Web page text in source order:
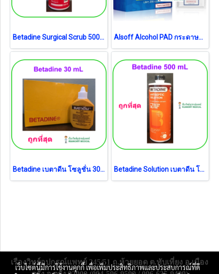
Betadine Surgical Scrub 500 ml Alsoff Alcohol PAD กระดาษชุบเอทิลแอลกอฮอล์ 70% (exp 03-2028)
Betadine เบตาดีน โซลูชั่น 30 ml (exp 02-2031) (1 ขวด) Betadine Solution เบตาดีน โซลูชั่น 500 ml (exp 04-2029)
เรืองวิทย์อุปกรณ์แพทย์ 245/51 ถ.ห้วยยอด ต.ทับเที่ยง อ.เมือง
เว็บไซต์นี้มีการใช้งานคุกกี้ เพื่อเพิ่มประสิทธิภาพและประสบการณ์ที่ดี